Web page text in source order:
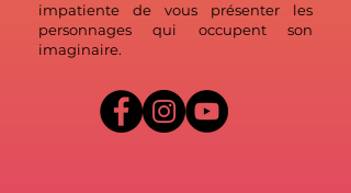
impatiente de vous présenter les
personnages qui occupent son
imaginaire.